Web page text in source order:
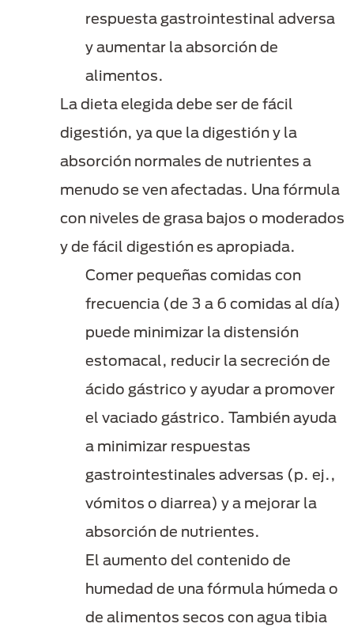
respuesta gastrointestinal adversa
y aumentar la absorción de
alimentos.
La dieta elegida debe ser de fácil
digestión, ya que la digestión y la
absorción normales de nutrientes a
menudo se ven afectadas. Una fórmula
con niveles de grasa bajos o moderados
y de fácil digestión es apropiada.
Comer pequeñas comidas con
frecuencia (de 3 a 6 comidas al día)
puede minimizar la distensión
estomacal, reducir la secreción de
ácido gástrico y ayudar a promover
el vaciado gástrico. También ayuda
a minimizar respuestas
gastrointestinales adversas (p. ej.,
vómitos o diarrea) y a mejorar la
absorción de nutrientes.
El aumento del contenido de
humedad de una fórmula húmeda o
de alimentos secos con agua tibia